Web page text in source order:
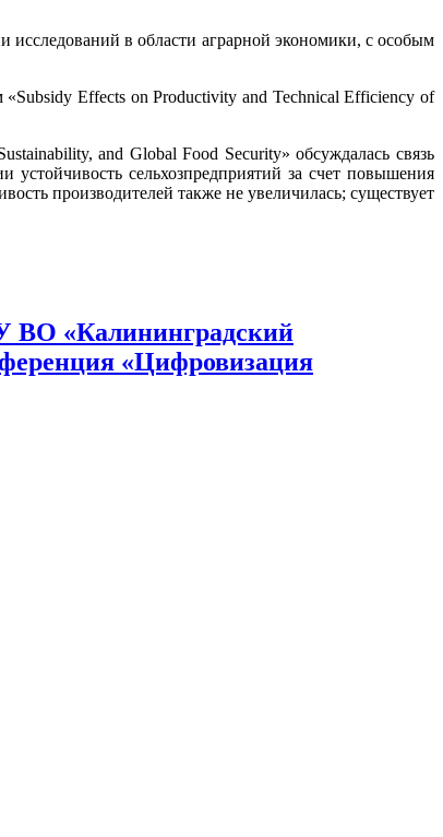
в области аграрной экономики, с особым
Effects on Productivity and Technical Efficiency of
and Global Food Security» обсуждалась связь
устойчивость сельхозпредприятий за счет повышения
производителей также не увеличилась; существует
«Калининградский
«Цифровизация